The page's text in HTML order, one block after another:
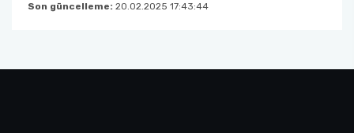
Son güncelleme: 20.02.2025 17:43:44